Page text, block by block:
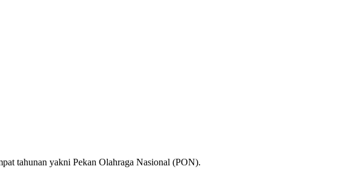
tahunan yakni Pekan Olahraga Nasional (PON).